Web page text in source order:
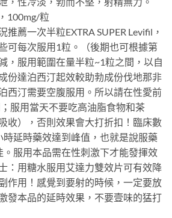
100mg/粒
推薦一次半粒EXTRA SUPER Levifil，
可每次服用1粒。（後期也可根據第
，服用範圍在量半粒~1粒之間，以自
份達泊西汀起效較助勃成份伐地那非
西汀需要空腹服用。所以請在性愛前
服用當天不要吃高油脂食物和茶
收），否則效果會大打折扣！臨床數
延時藥效達到峰值，也就是說服藥
服用本品需在性刺激下才能發揮效
：用糖水服用艾達力雙效片可有效降
作用！感覺到要射的時候，一定要放
發本品的延時效果，不要壹味的猛打